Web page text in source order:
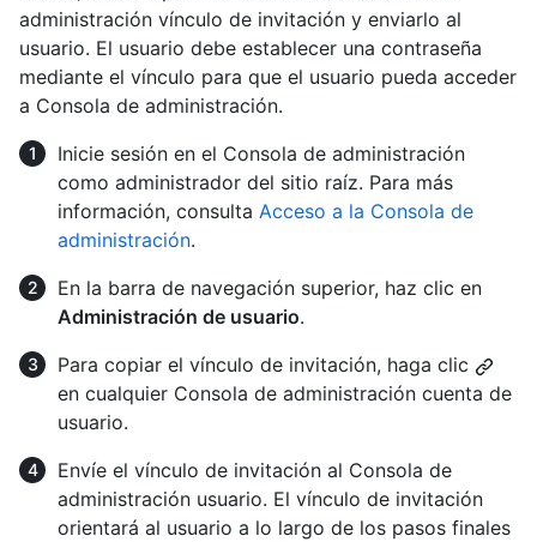
administración vínculo de invitación y enviarlo al
usuario. El usuario debe establecer una contraseña
mediante el vínculo para que el usuario pueda acceder
a Consola de administración.
Inicie sesión en el Consola de administración
como administrador del sitio raíz. Para más
información, consulta Acceso a la Consola de
administración.
En la barra de navegación superior, haz clic en
Administración de usuario.
Para copiar el vínculo de invitación, haga clic
en cualquier Consola de administración cuenta de
usuario.
Envíe el vínculo de invitación al Consola de
administración usuario. El vínculo de invitación
orientará al usuario a lo largo de los pasos finales